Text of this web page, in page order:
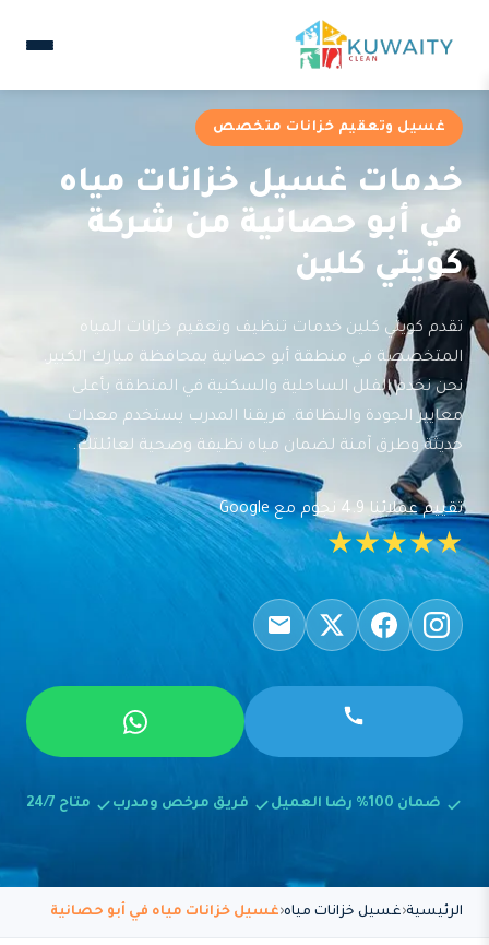
غسيل وتعقيم خزانات متخصص
خدمات غسيل خزانات مياه
في أبو حصانية من شركة
كويتي كلين
تقدم كويتي كلين خدمات تنظيف وتعقيم خزانات المياه
المتخصصة في منطقة أبو حصانية بمحافظة مبارك الكبير.
نحن نخدم الفلل الساحلية والسكنية في المنطقة بأعلى
معايير الجودة والنظافة. فريقنا المدرب يستخدم معدات
حديثة وطرق آمنة لضمان مياه نظيفة وصحية لعائلتك.
تقييم عملائنا 4.9 نجوم مع Google
★★★★★
ضمان 100% رضا العميل فريق مرخص ومدرب متاح 24/7
الرئيسية غسيل خزانات مياه غسيل خزانات مياه في أبو حصانية